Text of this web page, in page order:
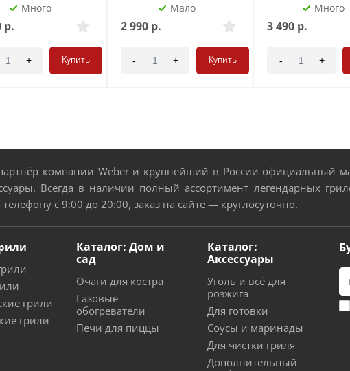
Много
р.
+ Купить
Мало
2 990р.
- + Купить
Много
3 490 р.
- +
компании Weber и крупнейший в России официальный
Всегда в наличии полный ассортимент легендарных
с 9:00 до 20:00, заказ на сайте — круглосуточно.
грили
грили
Каталог: Дом и
сад
Очаги для костра
Газовые
обогреватели
Печи для пиццы
Каталог:
Аксессуары
Уголь и всё для
розжига
Для готовки
Соусы и маринады
Для чистки гриля
Дополнительный